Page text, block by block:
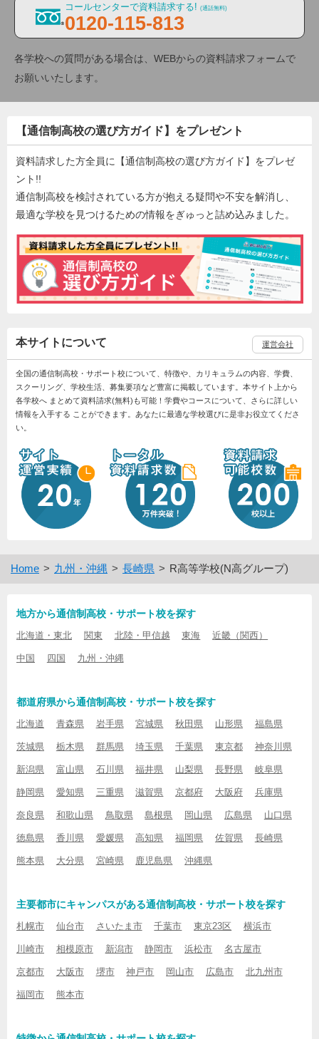
コールセンターで資料請求する! (通話無料)
0120-115-813
各学校への質問がある場合は、WEBからの資料請求フォームで
お願いいたします。
【通信制高校の選び方ガイド】をプレゼント
資料請求した方全員に【通信制高校の選び方ガイド】をプレゼ
ント!!
通信制高校を検討されている方が抱える疑問や不安を解消し、
最適な学校を見つけるための情報をぎゅっと詰め込みました。
本サイトについて 運営会社
全国の通信制高校・サポート校について、特徴や、カリキュラムの内容、学費、
スクーリング、学校生活、募集要項など豊富に掲載しています。本サイト上から
各学校へ まとめて資料請求(無料)も可能！学費やコースについて、さらに詳しい
情報を入手する ことができます。あなたに最適な学校選びに是非お役立てくださ
い。
Home 九州・沖縄 長崎県 R高等学校(N高グループ)
地方から通信制高校・サポート校を探す
北海道・東北 関東 北陸・甲信越 東海 近畿（関西）
中国 四国 九州・沖縄
都道府県から通信制高校・サポート校を探す
北海道 青森県 岩手県 宮城県 秋田県 山形県 福島県
茨城県 栃木県 群馬県 埼玉県 千葉県 東京都 神奈川県
新潟県 富山県 石川県 福井県 山梨県 長野県 岐阜県
静岡県 愛知県 三重県 滋賀県 京都府 大阪府 兵庫県
奈良県 和歌山県 鳥取県 島根県 岡山県 広島県 山口県
徳島県 香川県 愛媛県 高知県 福岡県 佐賀県 長崎県
熊本県 大分県 宮崎県 鹿児島県 沖縄県
主要都市にキャンパスがある通信制高校・サポート校を探す
札幌市 仙台市 さいたま市 千葉市 東京23区 横浜市
川崎市 相模原市 新潟市 静岡市 浜松市 名古屋市
京都市 大阪市 堺市 神戸市 岡山市 広島市 北九州市
福岡市 熊本市